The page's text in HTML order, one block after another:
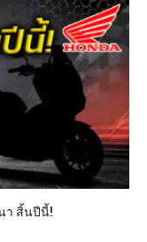
า สิ้นปีนี้!